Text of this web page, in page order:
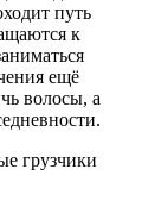
путь
к
ещё
волосы, а